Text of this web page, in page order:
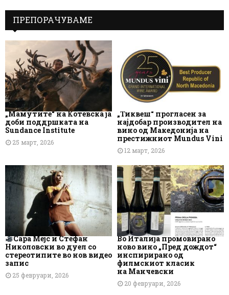
ПРЕПОРАЧУВАМЕ
„Мамутите“ на Котевска ја
доби поддршката на
Sundance Institute
25 март, 2026
„Тиквеш“ прогласен за
најдобар производител на
вино од Македонија на
престижниот Mundus Vini
12 март, 2026
Сара Мејс и Стефан
Николовски во дуел со
стереотипите во нов видео
запис
25 февруари, 2026
Во Италија промовирано
ново вино „Пред дождот“
инспирирано од
филмскиот класик
на Манчевски
20 февруари, 2026